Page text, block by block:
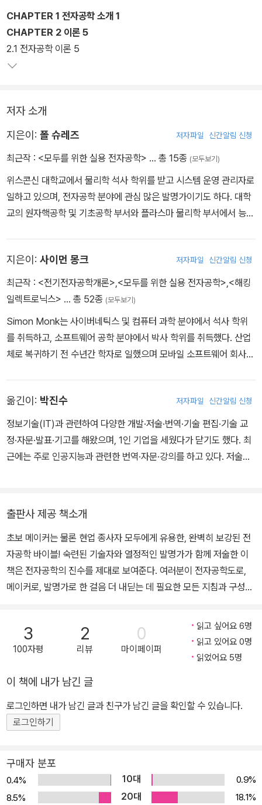
CHAPTER 1 전자공학 소개 1
CHAPTER 2 이론 5
2.1 전자공학 이론 5
저자 소개
지은이: 폴 슈레즈 저자파일 신간알림 신청
최근작 : <모두를 위한 실용 전자공학> … 총 15종 (모두보기)
위스콘신 대학교에서 물리학 석사 학위를 받고 시스템 운영 관리자로
일하고 있으며, 전자공학 분야에 관심 많은 발명가이기도 하다. 대학
교의 원자핵공학 및 기초공학 부서와 플라스마 물리학 부서에서 능력
지은이: 사이먼 몽크 저자파일 신간알림 신청
최근작 : <전기전자공학개론>,<모두를 위한 실용 전자공학>,<해킹
일렉트로닉스> … 총 52종 (모두보기)
Simon Monk는 사이버네틱스 및 컴퓨터 과학 분야에서 석사 학위
를 취득하고, 소프트웨어 공학 분야에서 박사 학위를 취득했다. 산업
체로 복귀하기 전 수년간 학자로 일했으며 모바일 소프트웨어 회사인
크스(MonkMakes Ltd)의 제품을 설계하기도 했다. Monk가 집필
한 전자공학 관련 도서로는 『Programming Arduino』(맥그로힐, 2
011), 『Hacking Electronics』(TAB Books, 2013), 『Programmi
ng the Raspberry Pi』(맥그로힐, 2012) 등이 있다.
옮긴이: 박진수 저자파일 신간알림 신청
정보기술(IT)과 관련하여 다양한 개발·저술·번역·기술 편집·기술 교
정·자문·발표·기고를 해왔으며, 1인 기업을 세웠다가 닫기도 했다. 최
근에는 주로 인공지능과 관련한 번역·자문·강의를 하고 있다. 저술하
창시자의 딥러닝 with R》, 《R로 배우는 텍스트 마이닝》, 《파이썬으
로 배우는 응용 텍스트 분석》, 《검색을 위한 딥러닝》, 《객체지향 사고
프로세스》, 《레시피로 배우는 아두이노 쿡북(제3판)》 등이 있다.
출판사 제공 책소개
초보 메이커는 물론 현업 종사자 모두에게 유용한, 완벽히 보강된 전
자공학 바이블! 숙련된 기술자와 열정적인 발명가가 함께 저술한 이
책은 전자공학의 진수를 제대로 보여준다. 여러분이 전자공학도로,
메이커로, 발명가로 한 걸음 더 내딛는 데 필요한 모든 지침과 구성도,
해 제작하고, 마이크로컨트롤러 및 IC를 사용하고, 최신 소프트웨어
도구를 고르고, 완성된 창작물을 검사 및 수정하는 방법을 제공한다.
따라 하며 익히기에 좋은 이 책은 여러분의 전자공학 지식을 넓히고,
것이다. 이 책의 주요 내용 ■ 저항기, 커패시터, 인덕터, 변압기 ■ 다
이오드, 트랜지스터, 집적 회로 ■ 광 전자기기, 태양 전지, 광트랜지
스터 ■ 센서, GPS 모듈, 터치스크린 ■ 연산 증폭기, 조정기, 전원
공급장치 ■ 디지털 전자기기, LCD 디스플레이, 논리 게이트 ■ 마이
그래머블 로직 ■ DC 모터, RC 서보, 스테퍼 모터 ■ 마이크, 오디오
증폭기, 스피커 ■ 모듈형 전자기기와 프로토타입
3
100자평
2
리뷰
0
마이페이퍼
읽고 싶어요 6명
읽고 있어요 0명
읽었어요 5명
이 책에 내가 남긴 글
로그인하면 내가 남긴 글과 친구가 남긴 글을 확인할 수 있습니다.
로그인하기
구매자 분포
0.4% 10대
0.9%
8.5%
20대 18.1%